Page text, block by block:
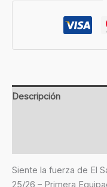
Descripción
Siente la fuerza de El
25/26 – Primera